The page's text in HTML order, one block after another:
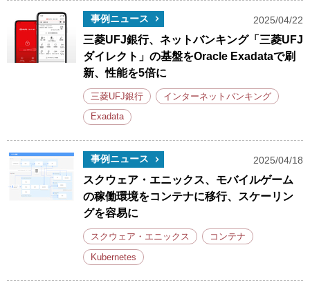
事例ニュース 2025/04/22
三菱UFJ銀行、ネットバンキング「三菱UFJ
ダイレクト」の基盤をOracle Exadataで刷
新、性能を5倍に
三菱UFJ銀行 インターネットバンキング
Exadata
事例ニュース 2025/04/18
スクウェア・エニックス、モバイルゲーム
の稼働環境をコンテナに移行、スケーリン
グを容易に
スクウェア・エニックス コンテナ
Kubernetes